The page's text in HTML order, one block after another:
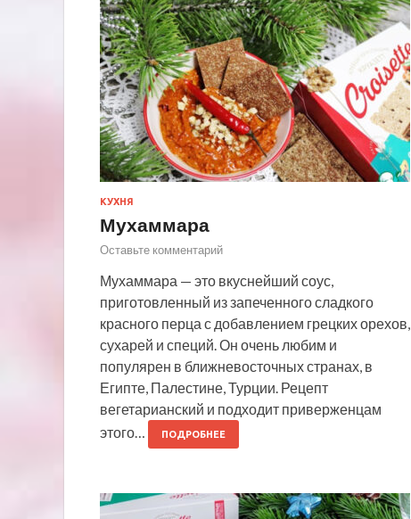
КУХНЯ
Мухаммара
Оставьте комментарий
Мухаммара — это вкуснейший соус,
приготовленный из запеченного сладкого
красного перца с добавлением грецких орехов,
сухарей и специй. Он очень любим и
популярен в ближневосточных странах, в
Египте, Палестине, Турции. Рецепт
вегетарианский и подходит приверженцам
этого…
ПОДРОБНЕЕ